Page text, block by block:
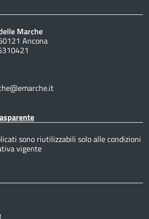
Marche
Ancona
sono riutilizzabili solo alle condizioni
vigente